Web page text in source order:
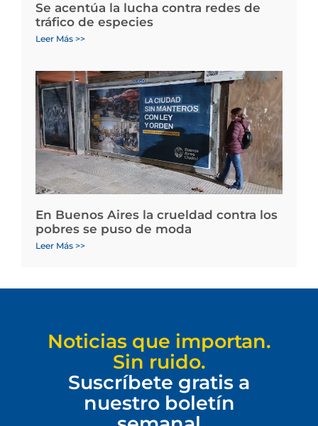
Se acentúa la lucha contra redes de
tráfico de especies
Leer Más >>
En Buenos Aires la crueldad contra los
pobres se puso de moda
Leer Más >>
Noticias que importan.
Sin ruido.
Suscríbete gratis a
nuestro boletín